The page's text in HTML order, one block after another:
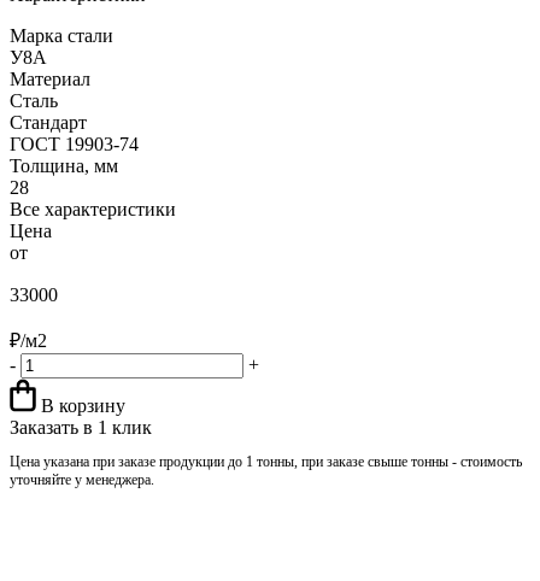
Марка стали
У8А
Материал
Сталь
Стандарт
ГОСТ 19903-74
Толщина, мм
28
Все характеристики
Цена
от
33000
₽/м2
-
+
В корзину
Заказать в 1 клик
Цена указана при заказе продукции до 1 тонны, при заказе свыше тонны - стоимость
уточняйте у менеджера.